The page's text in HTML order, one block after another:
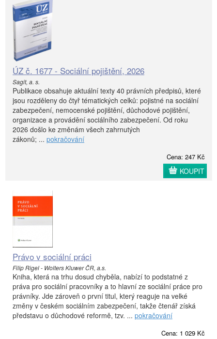
ÚZ č. 1677 - Sociální pojištění, 2026
Sagit, a. s.
Publikace obsahuje aktuální texty 40 právních předpisů, které
jsou rozděleny do čtyř tématických celků: pojistné na sociální
zabezpečení, nemocenské pojištění, důchodové pojištění,
organizace a provádění sociálního zabezpečení. Od roku
2026 došlo ke změnám všech zahrnutých
zákonů; ... pokračování
Cena: 247 Kč
KOUPIT
Právo v sociální práci
Filip Rigel - Wolters Kluwer ČR, a.s.
Kniha, která na trhu dosud chyběla, nabízí to podstatné z
práva pro sociální pracovníky a to hlavní ze sociální práce pro
právníky. Jde zároveň o první titul, který reaguje na velké
změny v českém sociálním zabezpečení, takže čtenář získá
představu o důchodové reformě, tzv. ... pokračování
Cena: 1 029 Kč